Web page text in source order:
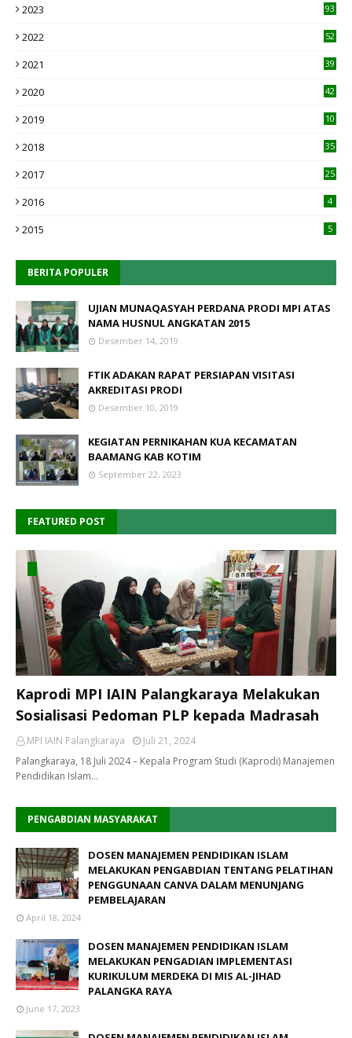
2023 93
2022 52
2021 39
2020 42
2019
10
2018 35
2017 25
2016 4
2015 5
BERITA POPULER
UJIAN MUNAQASYAH PERDANA PRODI MPI ATAS
NAMA HUSNUL ANGKATAN 2015
Desember 14, 2019
FTIK ADAKAN RAPAT PERSIAPAN VISITASI
AKREDITASI PRODI
Desember 10, 2019
KEGIATAN PERNIKAHAN KUA KECAMATAN
BAAMANG KAB KOTIM
September 22, 2023
FEATURED POST
Kaprodi MPI IAIN Palangkaraya Melakukan
Sosialisasi Pedoman PLP kepada Madrasah
MPI IAIN Palangkaraya
Juli 21, 2024
Palangkaraya, 18 Juli 2024 – Kepala Program Studi (Kaprodi) Manajemen
Pendidikan Islam…
PENGABDIAN MASYARAKAT
DOSEN MANAJEMEN PENDIDIKAN ISLAM
MELAKUKAN PENGABDIAN TENTANG PELATIHAN
PENGGUNAAN CANVA DALAM MENUNJANG
PEMBELAJARAN
April 18, 2024
DOSEN MANAJEMEN PENDIDIKAN ISLAM
MELAKUKAN PENGADIAN IMPLEMENTASI
KURIKULUM MERDEKA DI MIS AL-JIHAD
PALANGKA RAYA
June 17, 2023